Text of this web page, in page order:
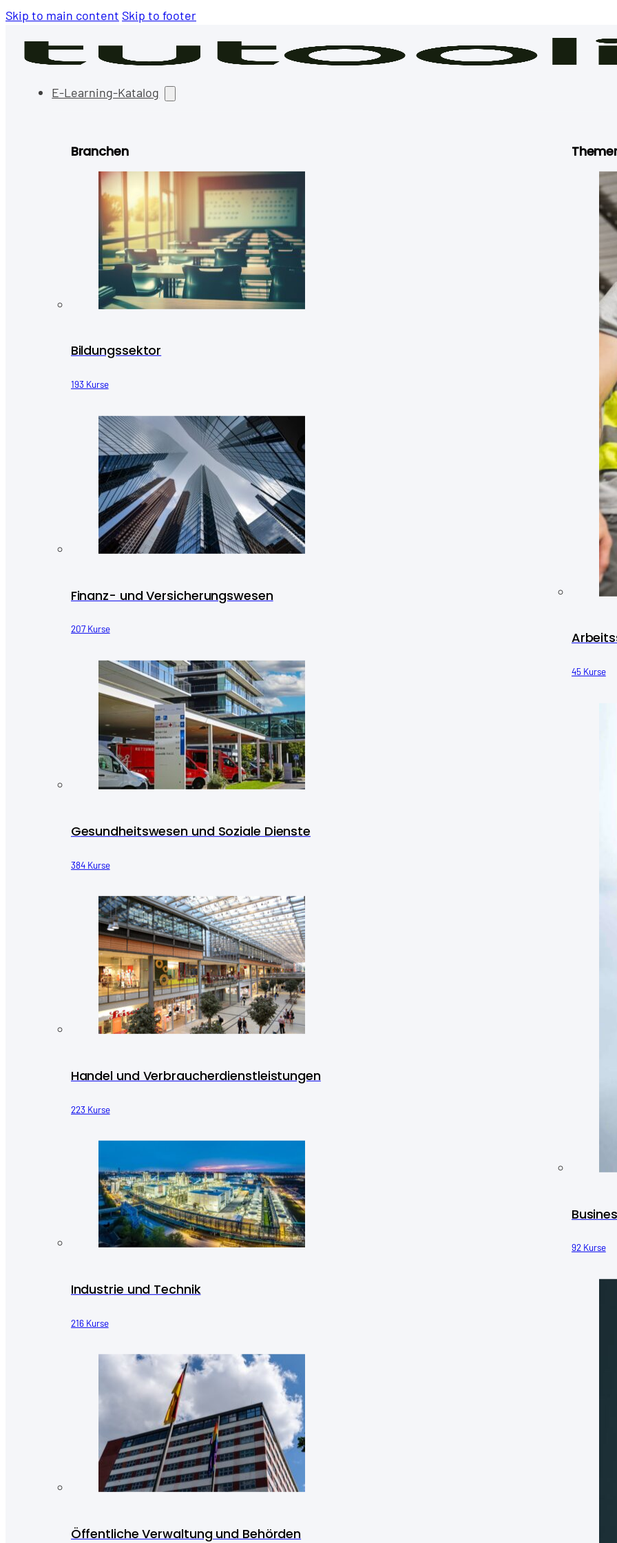
Skip to main content Skip to footer
E-Learning-Katalog
Branchen
Bildungssektor
193 Kurse
Finanz- und Versicherungswesen
207 Kurse
Gesundheitswesen und Soziale Dienste
384 Kurse
Handel und Verbraucherdienstleistungen
223 Kurse
Industrie und Technik
216 Kurse
Öffentliche Verwaltung und Behörden
45 Kurse
92 Kurse